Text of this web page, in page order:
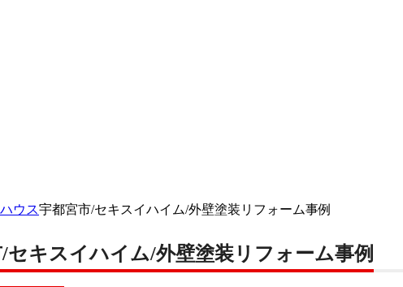
ウス宇都宮市/セキスイハイム/外壁塗装リフォーム事例
セキスイハイム/外壁塗装リフォーム事例